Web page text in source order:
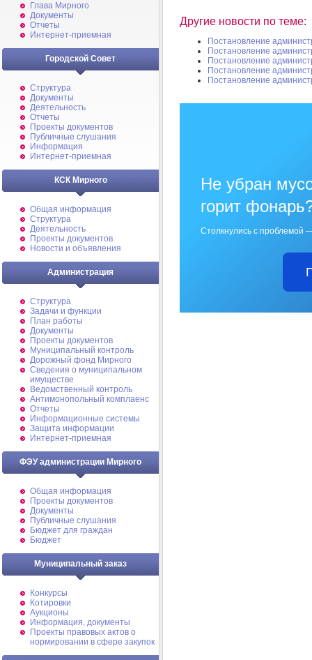
Глава Мирного
Документы
Отчеты
Интернет-приемная
Городской Совет
Структура
Документы
Деятельность
Отчеты
Проекты документов
Публичные слушания
Информация
Интернет-приемная
КСК Мирного
Общая информация
Структура
Деятельность
Проекты документов
Новости и объявления
Администрация
Структура
Задачи и функции
План работы
Документы
Проекты документов
Муниципальный контроль
Дорожный фонд Мирного
Cведения о муниципальном
имуществе
Ведомственный контроль
Антимонопольный комплаенс
Отчеты
Информационные системы
Защита информации
Интернет-приемная
ФЭУ администрации Мирного
Общая информация
Проекты документов
Документы
Публичные слушания
Бюджет для граждан
Бюджет
Муниципальный заказ
Конкурсы
Котировки
Аукционы
Информация, документы
Проекты правовых актов о
нормировании в сфере закупок
Другие новости по теме:
Постановление
Постановление
Постановление
Постановление
Постановление
Не убран
горит
Столкнулись с проблемой